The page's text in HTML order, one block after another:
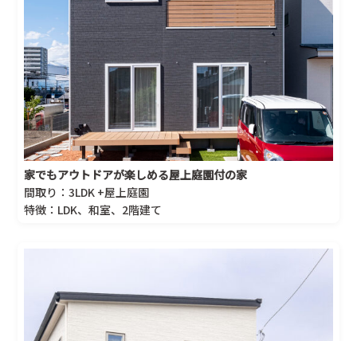
家でもアウトドアが楽しめる屋上庭園付の家
間取り：3LDK +屋上庭園
特徴：LDK、和室、2階建て